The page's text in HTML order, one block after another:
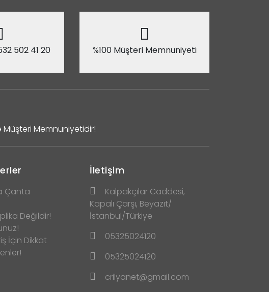
502 41 20 %100 Müşteri Memnuniyeti
Müşteri Memnuniyetidir!
Çanta
Değildir!
İçin Dikkat
İletişim
Kalpakçılar Caddesi,
Kapalı Çarşı, Beyazıt/
İstanbul/Türkiye
05325024120
05325024120
crilyanet@gmail.com